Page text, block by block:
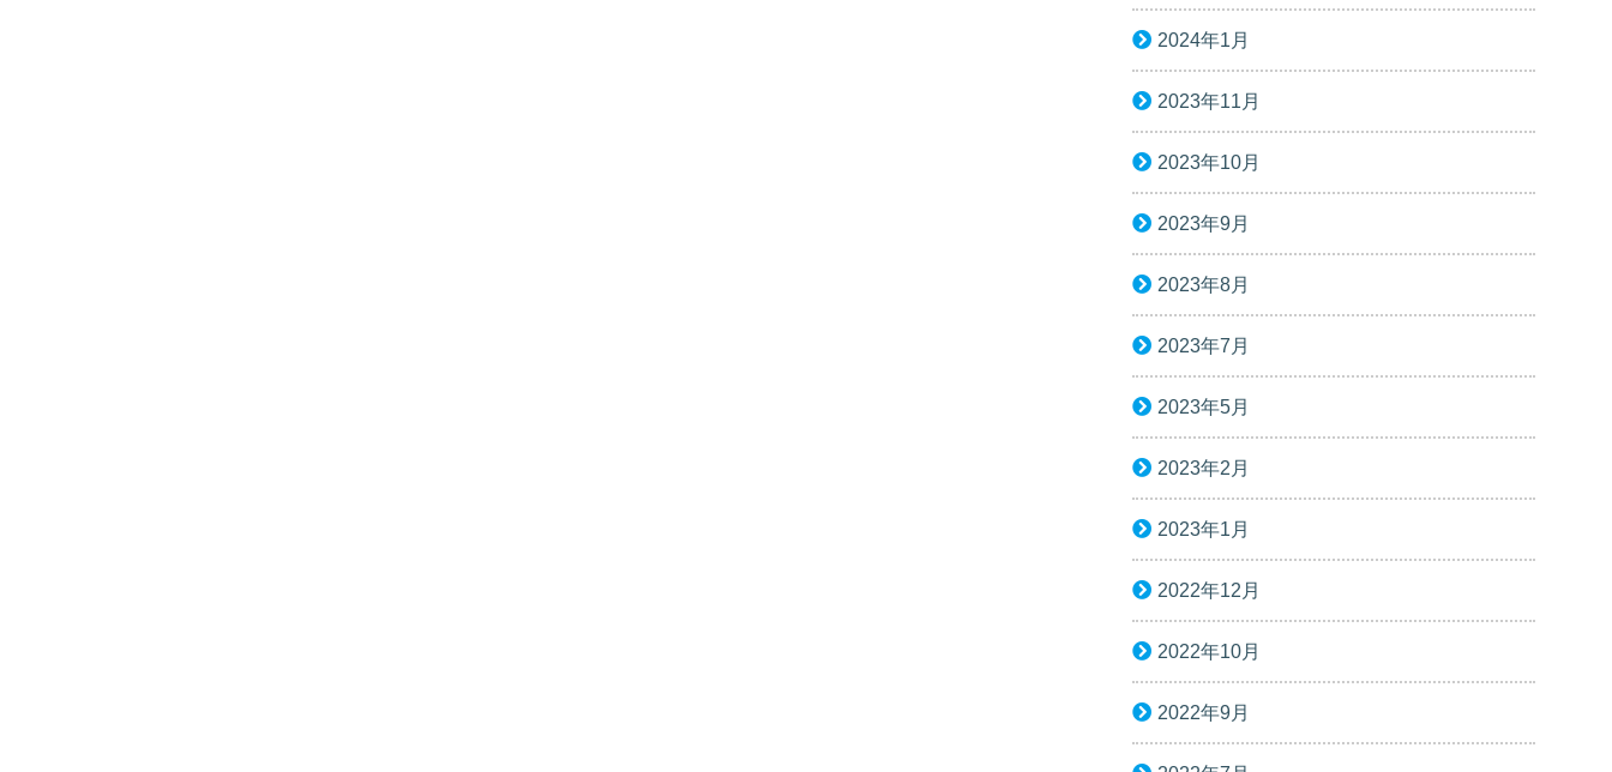
2024年1月
2023年11月
2023年10月
2023年9月
2023年8月
2023年7月
2023年5月
2023年2月
2023年1月
2022年12月
2022年10月
2022年9月